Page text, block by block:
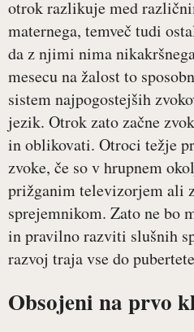
otrok razlikuje med
maternega, temveč tudi
da z njimi nima
mesecu na žalost to
sistem najpogostejših
jezik. Otrok zato začne
in oblikovati. Otroci težje
zvoke, če so v hrupnem
prižganim televizorjem ali
sprejemnikom. Zato ne bo
in pravilno razviti slušnih
razvoj traja vse do
Obsojeni na prvo